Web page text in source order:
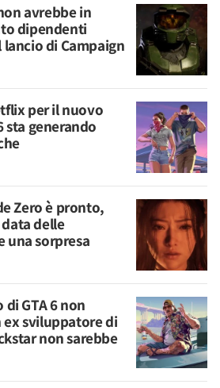
avrebbe in
dipendenti
di Campaign
per il nuovo
sta generando
Zero è pronto,
delle
una sorpresa
GTA 6 non
sviluppatore di
non sarebbe